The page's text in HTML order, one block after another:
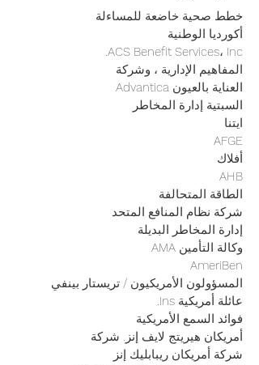
خطط صحية خاضعة للمساءلة
أكورديا الوطنية
ACS Benefit Services، Inc.
المفاهيم الإدارية ، وشركة
العناية بالعيون Advantica
السبتية إدارة المخاطر
ايتنا
AFGE
أفلاك
AHB
الطاقة المتحالفة
شركة نظام المنافع المتحد
إدارة المخاطر البديلة
وكالة التأمين AMA
AmeriBen
المسؤولون الأمريكيون / تريستار بينفي
عائلة أمريكية Ins.
فوائد السمع الأمريكية
أمريكان هيريتج لايف إنز. شركة
شركة أمريكان ريبابليك إنز